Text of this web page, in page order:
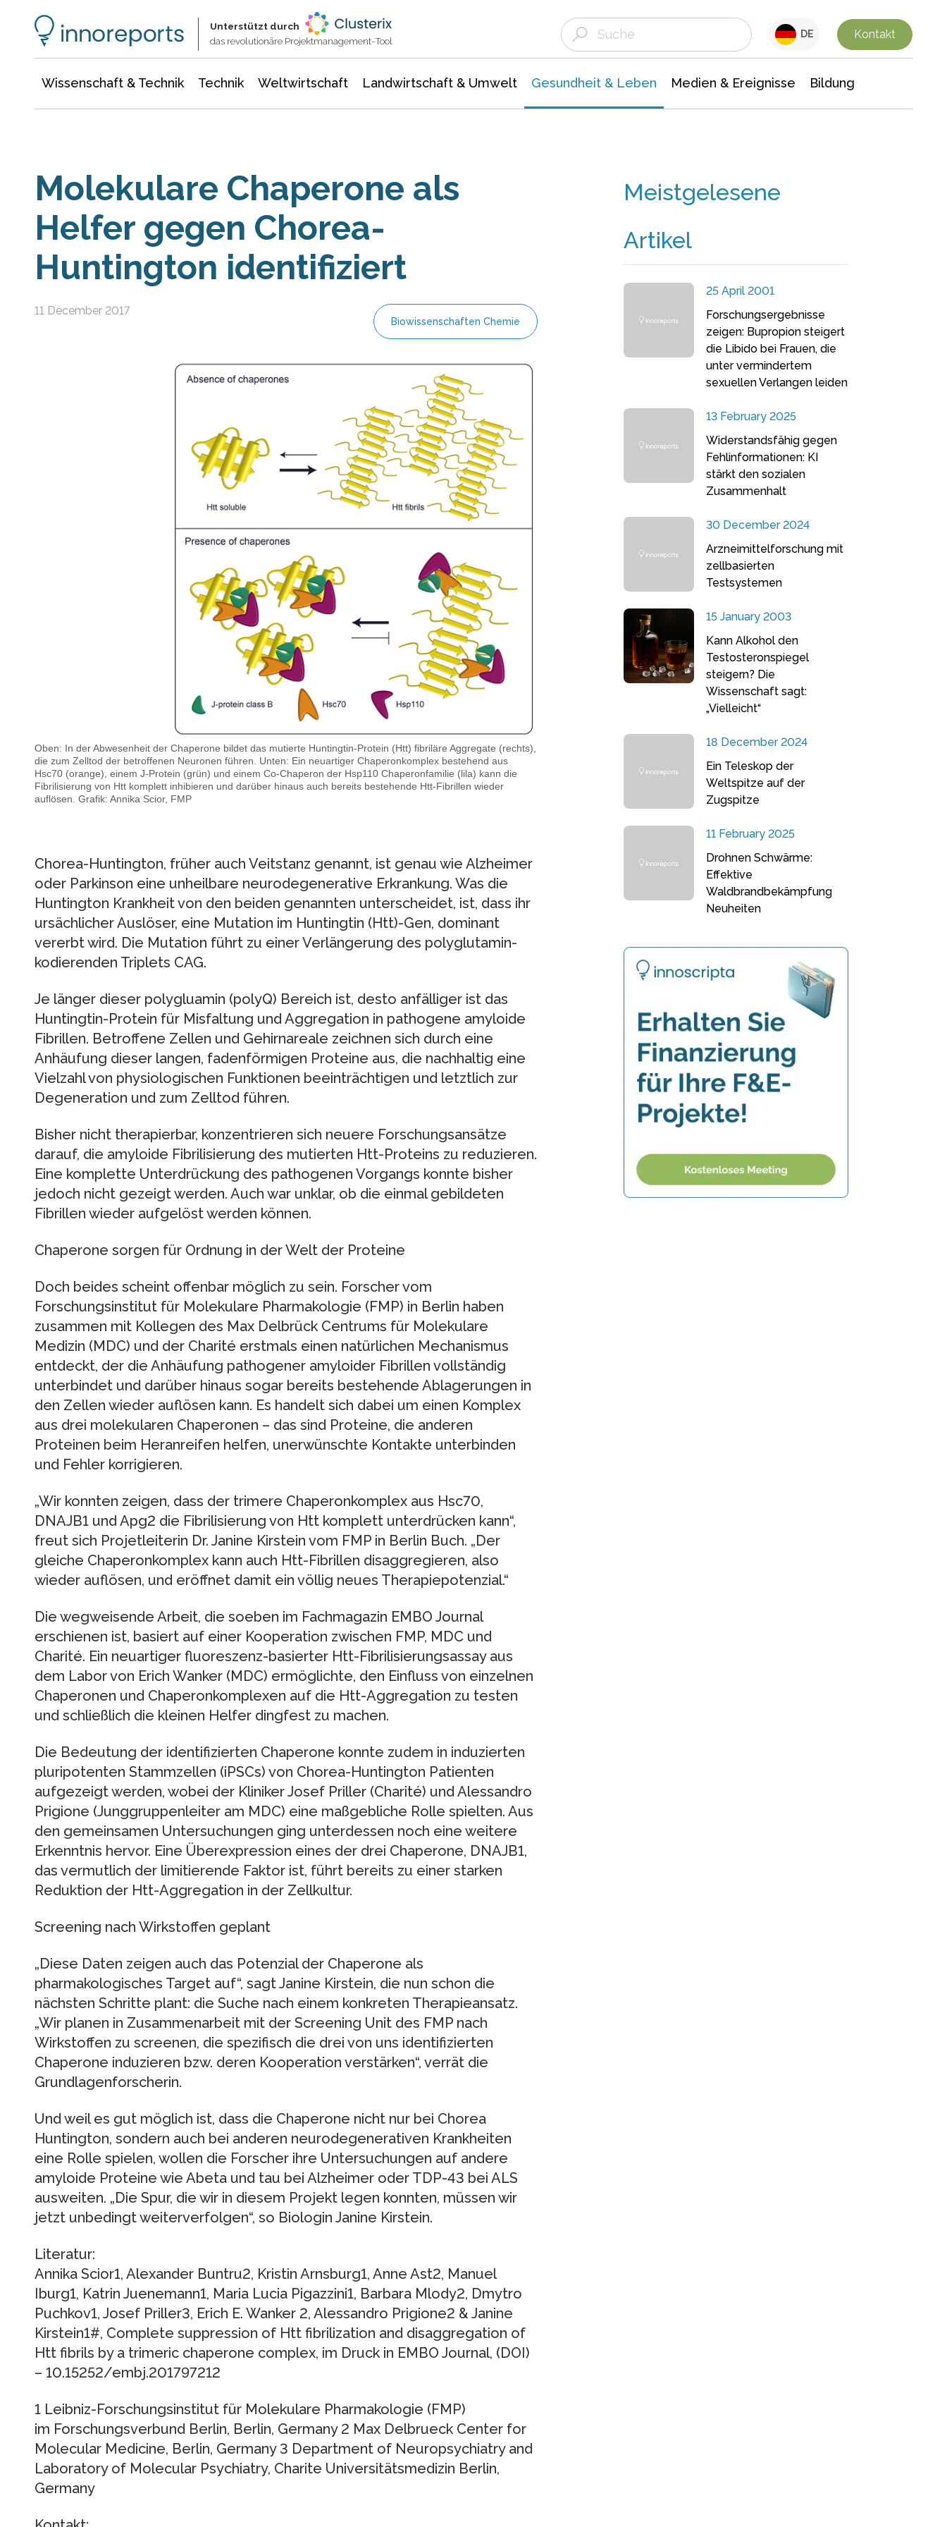
Unterstützt durch
das revolutionäre Projektmanagement-Tool
DE Kontakt
Wissenschaft & Technik Technik Weltwirtschaft Landwirtschaft & Umwelt Gesundheit & Leben Medien & Ereignisse Bildung
Molekulare Chaperone als
Helfer gegen Chorea-
Huntington identifiziert
11 December 2017
Biowissenschaften Chemie
Oben: In der Abwesenheit der Chaperone bildet das mutierte Huntingtin-Protein (Htt) fibriläre Aggregate (rechts),
die zum Zelltod der betroffenen Neuronen führen. Unten: Ein neuartiger Chaperonkomplex bestehend aus
Hsc70 (orange), einem J-Protein (grün) und einem Co-Chaperon der Hsp110 Chaperonfamilie (lila) kann die
Fibrilisierung von Htt komplett inhibieren und darüber hinaus auch bereits bestehende Htt-Fibrillen wieder
auflösen. Grafik: Annika Scior, FMP
Chorea-Huntington, früher auch Veitstanz genannt, ist genau wie Alzheimer
oder Parkinson eine unheilbare neurodegenerative Erkrankung. Was die
Huntington Krankheit von den beiden genannten unterscheidet, ist, dass ihr
ursächlicher Auslöser, eine Mutation im Huntingtin (Htt)-Gen, dominant
vererbt wird. Die Mutation führt zu einer Verlängerung des polyglutamin-
kodierenden Triplets CAG.
Je länger dieser polygluamin (polyQ) Bereich ist, desto anfälliger ist das
Huntingtin-Protein für Misfaltung und Aggregation in pathogene amyloide
Fibrillen. Betroffene Zellen und Gehirnareale zeichnen sich durch eine
Anhäufung dieser langen, fadenförmigen Proteine aus, die nachhaltig eine
Vielzahl von physiologischen Funktionen beeinträchtigen und letztlich zur
Degeneration und zum Zelltod führen.
Bisher nicht therapierbar, konzentrieren sich neuere Forschungsansätze
darauf, die amyloide Fibrilisierung des mutierten Htt-Proteins zu reduzieren.
Eine komplette Unterdrückung des pathogenen Vorgangs konnte bisher
jedoch nicht gezeigt werden. Auch war unklar, ob die einmal gebildeten
Fibrillen wieder aufgelöst werden können.
Chaperone sorgen für Ordnung in der Welt der Proteine
Doch beides scheint offenbar möglich zu sein. Forscher vom
Forschungsinstitut für Molekulare Pharmakologie (FMP) in Berlin haben
zusammen mit Kollegen des Max Delbrück Centrums für Molekulare
Medizin (MDC) und der Charité erstmals einen natürlichen Mechanismus
entdeckt, der die Anhäufung pathogener amyloider Fibrillen vollständig
unterbindet und darüber hinaus sogar bereits bestehende Ablagerungen in
den Zellen wieder auflösen kann. Es handelt sich dabei um einen Komplex
aus drei molekularen Chaperonen – das sind Proteine, die anderen
Proteinen beim Heranreifen helfen, unerwünschte Kontakte unterbinden
und Fehler korrigieren.
„Wir konnten zeigen, dass der trimere Chaperonkomplex aus Hsc70,
DNAJB1 und Apg2 die Fibrilisierung von Htt komplett unterdrücken kann“,
freut sich Projetleiterin Dr. Janine Kirstein vom FMP in Berlin Buch. „Der
gleiche Chaperonkomplex kann auch Htt-Fibrillen disaggregieren, also
wieder auflösen, und eröffnet damit ein völlig neues Therapiepotenzial.“
Die wegweisende Arbeit, die soeben im Fachmagazin EMBO Journal
erschienen ist, basiert auf einer Kooperation zwischen FMP, MDC und
Charité. Ein neuartiger fluoreszenz-basierter Htt-Fibrilisierungsassay aus
dem Labor von Erich Wanker (MDC) ermöglichte, den Einfluss von einzelnen
Chaperonen und Chaperonkomplexen auf die Htt-Aggregation zu testen
und schließlich die kleinen Helfer dingfest zu machen.
Die Bedeutung der identifizierten Chaperone konnte zudem in induzierten
pluripotenten Stammzellen (iPSCs) von Chorea-Huntington Patienten
aufgezeigt werden, wobei der Kliniker Josef Priller (Charité) und Alessandro
Prigione (Junggruppenleiter am MDC) eine maßgebliche Rolle spielten. Aus
den gemeinsamen Untersuchungen ging unterdessen noch eine weitere
Erkenntnis hervor. Eine Überexpression eines der drei Chaperone, DNAJB1,
das vermutlich der limitierende Faktor ist, führt bereits zu einer starken
Reduktion der Htt-Aggregation in der Zellkultur.
Screening nach Wirkstoffen geplant
„Diese Daten zeigen auch das Potenzial der Chaperone als
pharmakologisches Target auf“, sagt Janine Kirstein, die nun schon die
nächsten Schritte plant: die Suche nach einem konkreten Therapieansatz.
„Wir planen in Zusammenarbeit mit der Screening Unit des FMP nach
Wirkstoffen zu screenen, die spezifisch die drei von uns identifizierten
Chaperone induzieren bzw. deren Kooperation verstärken“, verrät die
Grundlagenforscherin.
Und weil es gut möglich ist, dass die Chaperone nicht nur bei Chorea
Huntington, sondern auch bei anderen neurodegenerativen Krankheiten
eine Rolle spielen, wollen die Forscher ihre Untersuchungen auf andere
amyloide Proteine wie Abeta und tau bei Alzheimer oder TDP-43 bei ALS
ausweiten. „Die Spur, die wir in diesem Projekt legen konnten, müssen wir
jetzt unbedingt weiterverfolgen“, so Biologin Janine Kirstein.
Literatur:
Annika Scior1, Alexander Buntru2, Kristin Arnsburg1, Anne Ast2, Manuel
Iburg1, Katrin Juenemann1, Maria Lucia Pigazzini1, Barbara Mlody2, Dmytro
Puchkov1, Josef Priller3, Erich E. Wanker 2, Alessandro Prigione2 & Janine
Kirstein1#, Complete suppression of Htt fibrilization and disaggregation of
Htt fibrils by a trimeric chaperone complex, im Druck in EMBO Journal, (DOI)
– 10.15252/embj.201797212
1 Leibniz-Forschungsinstitut für Molekulare Pharmakologie (FMP)
im Forschungsverbund Berlin, Berlin, Germany 2 Max Delbrueck Center for
Molecular Medicine, Berlin, Germany 3 Department of Neuropsychiatry and
Laboratory of Molecular Psychiatry, Charite Universitätsmedizin Berlin,
Germany
Meistgelesene
Artikel
25 April 2001
Forschungsergebnisse
zeigen: Bupropion steigert
die Libido bei Frauen, die
unter vermindertem
sexuellen Verlangen leiden
13 February 2025
Widerstandsfähig gegen
Fehlinformationen: KI
stärkt den sozialen
Zusammenhalt
30 December 2024
Arzneimittelforschung mit
zellbasierten
Testsystemen
15 January 2003
Kann Alkohol den
Testosteronspiegel
steigern? Die
Wissenschaft sagt:
„Vielleicht“
18 December 2024
Ein Teleskop der
Weltspitze auf der
Zugspitze
11 February 2025
Drohnen Schwärme:
Effektive
Waldbrandbekämpfung
Neuheiten